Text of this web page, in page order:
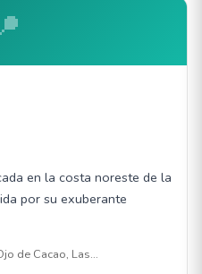
en la costa noreste de la
por su exuberante
de Cacao, Las…